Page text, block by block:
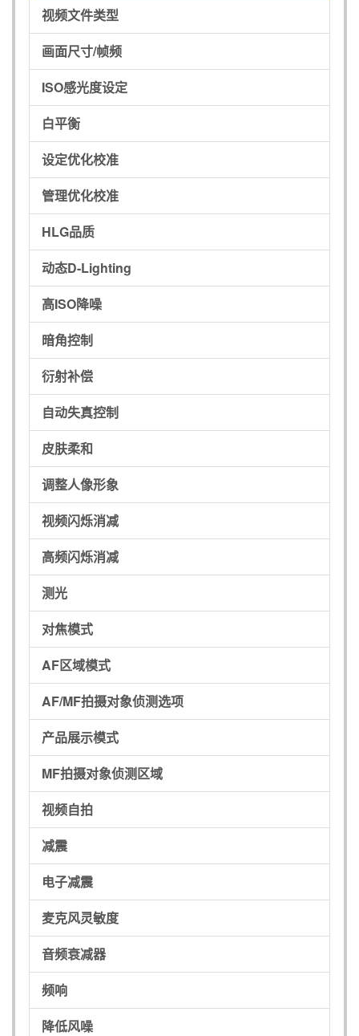
视频文件类型
画面尺寸/帧频
ISO感光度设定
白平衡
设定优化校准
管理优化校准
HLG品质
动态D-Lighting
高ISO降噪
暗角控制
衍射补偿
自动失真控制
皮肤柔和
调整人像形象
视频闪烁消减
高频闪烁消减
测光
对焦模式
AF区域模式
AF/MF拍摄对象侦测选项
产品展示模式
MF拍摄对象侦测区域
视频自拍
减震
电子减震
麦克风灵敏度
音频衰减器
频响
降低风噪